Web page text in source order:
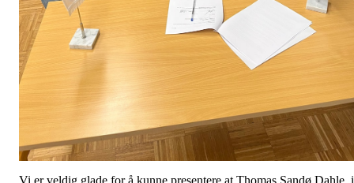
Vi er veldig glade for å kunne presentere at Thomas Sandø Dahle, i